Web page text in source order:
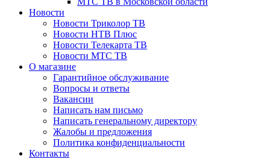
Новости
Новости Триколор ТВ
Новости НТВ Плюс
Новости Телекарта ТВ
Новости МТС ТВ
О магазине
Гарантийное обслуживание
Вопросы и ответы
Вакансии
Написать нам письмо
Написать генеральному директору
Жалобы и предложения
Политика конфиденциальности
Контакты